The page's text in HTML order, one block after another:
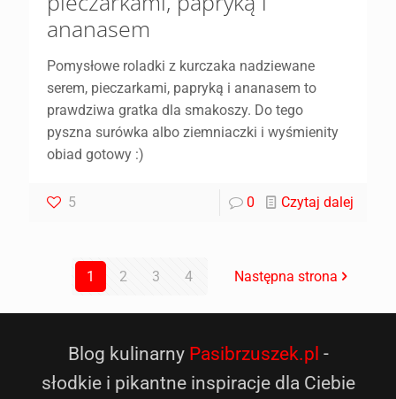
ananasem
Pomysłowe roladki z kurczaka nadziewane
serem, pieczarkami, papryką i ananasem to
prawdziwa gratka dla smakoszy. Do tego
pyszna surówka albo ziemniaczki i wyśmienity
obiad gotowy :)
5 0 Czytaj dalej
1 2 3 4 Następna strona
Blog kulinarny Pasibrzuszek.pl -
słodkie i pikantne inspiracje dla Ciebie